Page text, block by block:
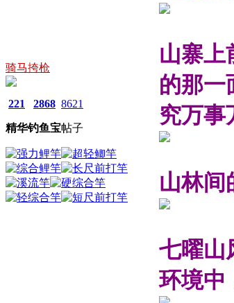
骑马挎枪
221
精华
2868
钓鱼宝
8621
帖子
山寨上
的那一
究万事
山林间
七曜山
环境中